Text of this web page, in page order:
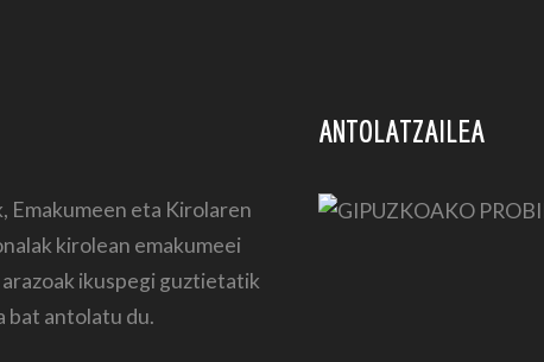
Emakumeen eta Kirolaren
kirolean emakumeei
ikuspegi guztietatik
bat antolatu du.
ANTOLATZAILEA